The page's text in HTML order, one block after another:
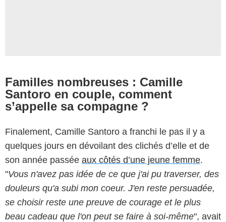
Familles nombreuses : Camille
Santoro en couple, comment
s’appelle sa compagne ?
Finalement, Camille Santoro a franchi le pas il y a
quelques jours en dévoilant des clichés d’elle et de
son année passée aux côtés d’une jeune femme.
"Vous n'avez pas idée de ce que j'ai pu traverser, des
douleurs qu'a subi mon coeur. J'en reste persuadée,
se choisir reste une preuve de courage et le plus
beau cadeau que l'on peut se faire à soi-même", avait